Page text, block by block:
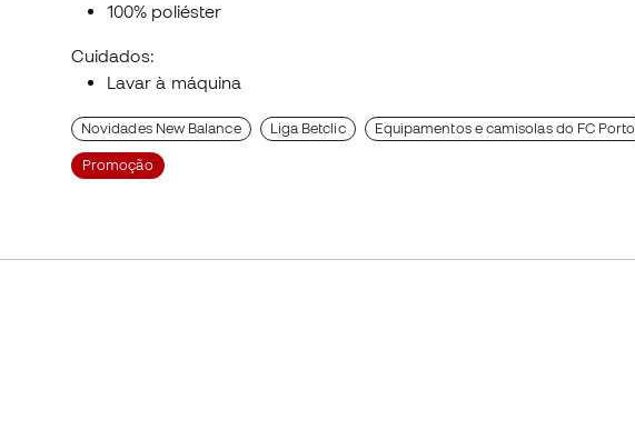
100% poliéster
Cuidados:
Lavar à máquina
Novidades New Balance Liga Betclic Equipamentos e camisolas do FC Porto
Promoção